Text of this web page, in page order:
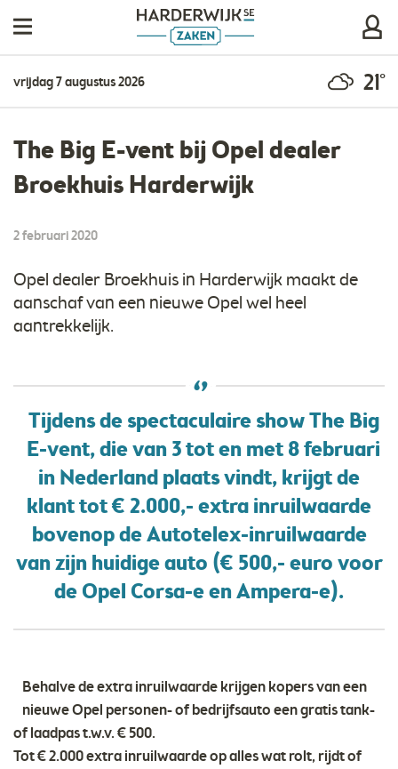
vrijdag 7 augustus 2026 21°
The Big E-vent bij Opel dealer
Broekhuis Harderwijk
2 februari 2020
Opel dealer Broekhuis in Harderwijk maakt de
aanschaf van een nieuwe Opel wel heel
aantrekkelijk.
Tijdens de spectaculaire show The Big
E-vent, die van 3 tot en met 8 februari
in Nederland plaats vindt, krijgt de
klant tot € 2.000,- extra inruilwaarde
bovenop de Autotelex-inruilwaarde
van zijn huidige auto (€ 500,- euro voor
de Opel Corsa-e en Ampera-e).
Behalve de extra inruilwaarde krijgen kopers van een
nieuwe Opel personen- of bedrijfsauto een gratis tank-
of laadpas t.w.v. € 500.
Tot € 2.000 extra inruilwaarde op alles wat rolt, rijdt of